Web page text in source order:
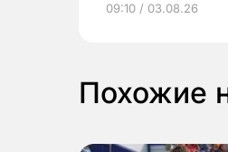
выиграть призы
09:10 / 03.08.26
Похожие